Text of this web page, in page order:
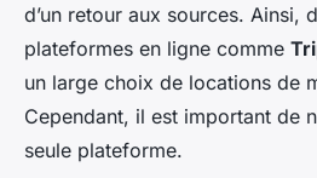
d’un retour aux sources. Ainsi,
plateformes en ligne comme
un large choix de locations de
Cependant, il est important de
seule plateforme.